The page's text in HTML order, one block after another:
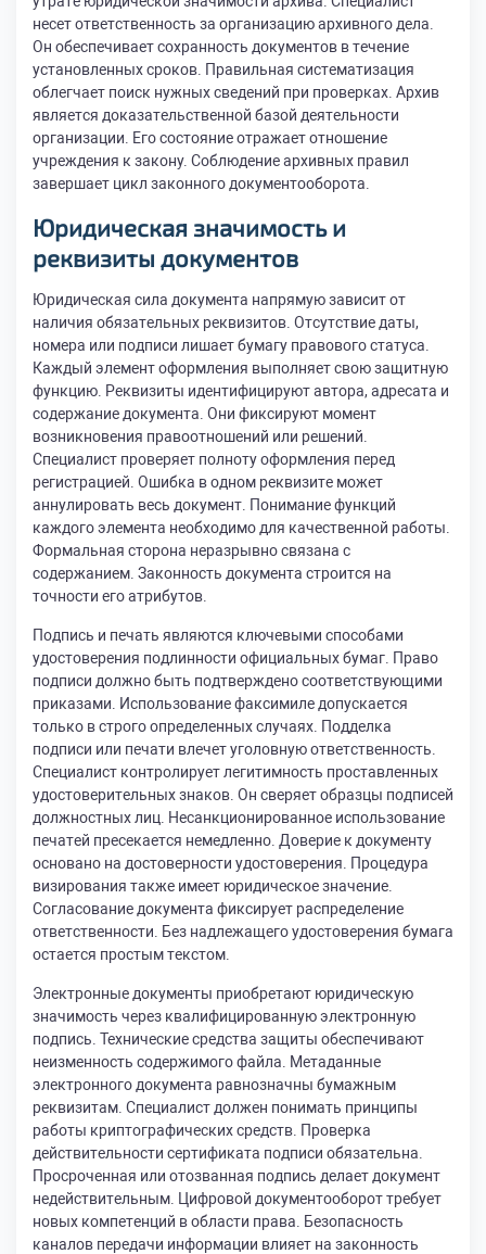
несет ответственность за организацию архивного дела.
Он обеспечивает сохранность документов в течение
установленных сроков. Правильная систематизация
облегчает поиск нужных сведений при проверках. Архив
является доказательственной базой деятельности
организации. Его состояние отражает отношение
учреждения к закону. Соблюдение архивных правил
завершает цикл законного документооборота.
Юридическая значимость и
реквизиты документов
Юридическая сила документа напрямую зависит от
наличия обязательных реквизитов. Отсутствие даты,
номера или подписи лишает бумагу правового статуса.
Каждый элемент оформления выполняет свою защитную
функцию. Реквизиты идентифицируют автора, адресата и
содержание документа. Они фиксируют момент
возникновения правоотношений или решений.
Специалист проверяет полноту оформления перед
регистрацией. Ошибка в одном реквизите может
аннулировать весь документ. Понимание функций
каждого элемента необходимо для качественной работы.
Формальная сторона неразрывно связана с
содержанием. Законность документа строится на
точности его атрибутов.
Подпись и печать являются ключевыми способами
удостоверения подлинности официальных бумаг. Право
подписи должно быть подтверждено соответствующими
приказами. Использование факсимиле допускается
только в строго определенных случаях. Подделка
подписи или печати влечет уголовную ответственность.
Специалист контролирует легитимность проставленных
удостоверительных знаков. Он сверяет образцы подписей
должностных лиц. Несанкционированное использование
печатей пресекается немедленно. Доверие к документу
основано на достоверности удостоверения. Процедура
визирования также имеет юридическое значение.
Согласование документа фиксирует распределение
ответственности. Без надлежащего удостоверения бумага
остается простым текстом.
Электронные документы приобретают юридическую
значимость через квалифицированную электронную
подпись. Технические средства защиты обеспечивают
неизменность содержимого файла. Метаданные
электронного документа равнозначны бумажным
реквизитам. Специалист должен понимать принципы
работы криптографических средств. Проверка
действительности сертификата подписи обязательна.
Просроченная или отозванная подпись делает документ
недействительным. Цифровой документооборот требует
новых компетенций в области права. Безопасность
каналов передачи информации влияет на законность